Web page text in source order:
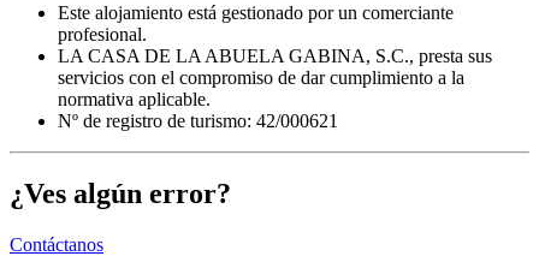
Este alojamiento está gestionado por un comerciante
profesional.
LA CASA DE LA ABUELA GABINA, S.C., presta sus
servicios con el compromiso de dar cumplimiento a la
normativa aplicable.
Nº de registro de turismo: 42/000621
¿Ves algún error?
Contáctanos